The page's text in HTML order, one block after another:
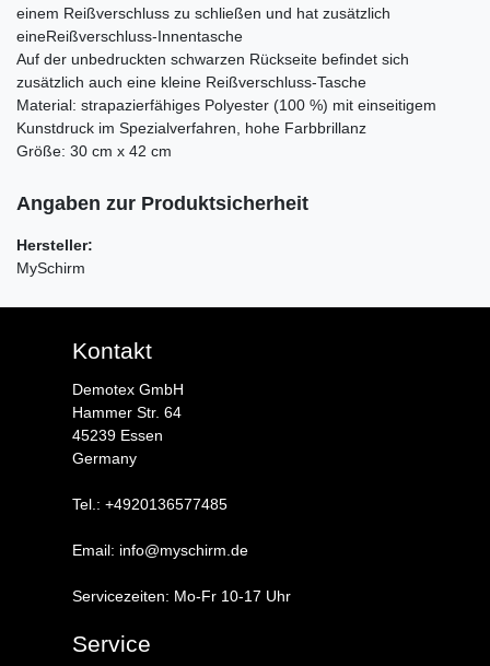
einem Reißverschluss zu schließen und hat zusätzlich
eineReißverschluss-Innentasche
Auf der unbedruckten schwarzen Rückseite befindet sich
zusätzlich auch eine kleine Reißverschluss-Tasche
Material: strapazierfähiges Polyester (100 %) mit einseitigem
Kunstdruck im Spezialverfahren, hohe Farbbrillanz
Größe: 30 cm x 42 cm
Angaben zur Produktsicherheit
Hersteller:
MySchirm
Kontakt
Demotex GmbH
Hammer Str. 64
45239 Essen
Germany
Tel.: +4920136577485
Email: info@myschirm.de
Servicezeiten: Mo-Fr 10-17 Uhr
Service